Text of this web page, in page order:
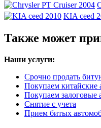
KIA ceed
Также может
Наши услуги:
Срочно продать
Покупаем китайские
Покупаем залоговые
Снятие с учета
Прием битых